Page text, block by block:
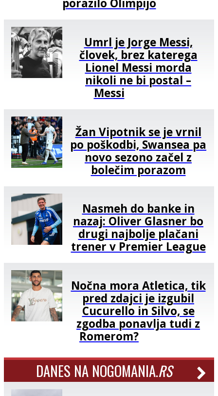
porazilo Olimpijo
Umrl je Jorge Messi,
človek, brez katerega
Lionel Messi morda
nikoli ne bi postal –
Messi
Žan Vipotnik se je vrnil
po poškodbi, Swansea pa
novo sezono začel z
bolečim porazom
Nasmeh do banke in
nazaj: Oliver Glasner bo
drugi najbolje plačani
trener v Premier League
Nočna mora Atletica, tik
pred zdajci je izgubil
Cucurello in Silvo, se
zgodba ponavlja tudi z
Romerom?
DANES NA NOGOMANIA.RS